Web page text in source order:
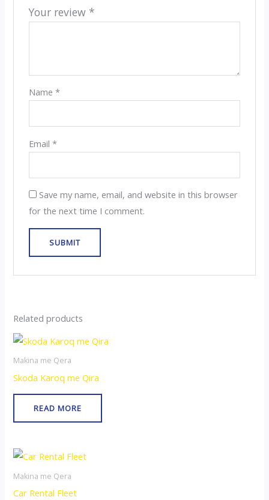
Your review *
Name *
Email *
Save my name, email, and website in this browser
for the next time I comment.
Related products
Makina me Qera
Skoda Karoq me Qira
READ MORE
Makina me Qera
Car Rental Fleet